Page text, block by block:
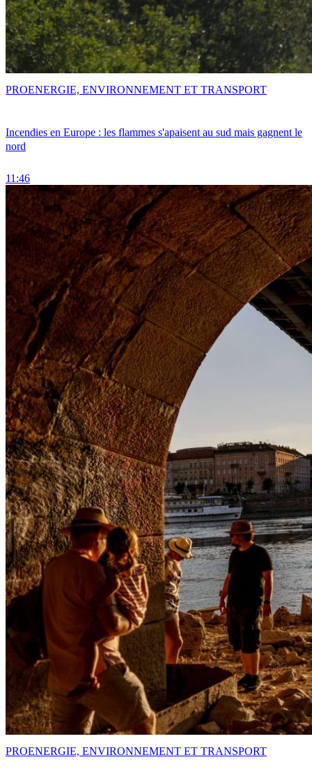
Incendies en Europe : les flammes s'apaisent au sud mais gagnent le
nord
11:46
PROENERGIE, ENVIRONNEMENT ET TRANSPORT
PROENERGIE, ENVIRONNEMENT ET TRANSPORT